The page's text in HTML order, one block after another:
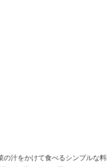
汁をかけて食べるシンプルな